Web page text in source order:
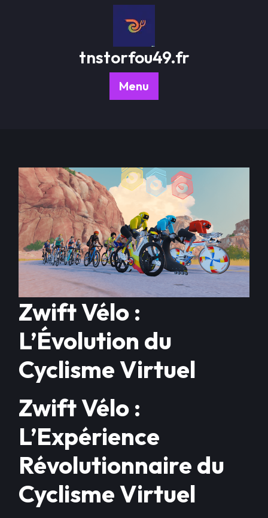
tnstorfou49.fr
Menu
Zwift Vélo :
L’Évolution du
Cyclisme Virtuel
Zwift Vélo :
L’Expérience
Révolutionnaire du
Cyclisme Virtuel